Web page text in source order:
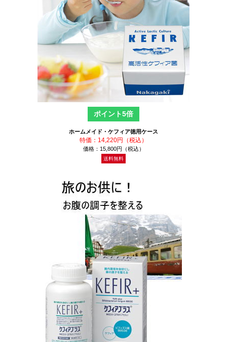
ポイント5倍
ホームメイド・ケフィア徳用ケース
特価：14,220円（税込）
価格：15,800円（税込）
送料無料